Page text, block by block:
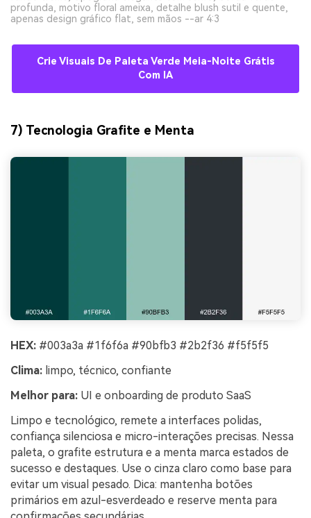
profunda, motivo floral ameixa, detalhe blush sutil e quente,
apenas design gráfico flat, sem mãos --ar 4:3
Crie Visuais De Paleta Verde Meia-Noite Grátis
Com IA
7) Tecnologia Grafite e Menta
HEX: #003a3a #1f6f6a #90bfb3 #2b2f36 #f5f5f5
Clima: limpo, técnico, confiante
Melhor para: UI e onboarding de produto SaaS
Limpo e tecnológico, remete a interfaces polidas,
confiança silenciosa e micro-interações precisas. Nessa
paleta, o grafite estrutura e a menta marca estados de
sucesso e destaques. Use o cinza claro como base para
evitar um visual pesado. Dica: mantenha botões
primários em azul-esverdeado e reserve menta para